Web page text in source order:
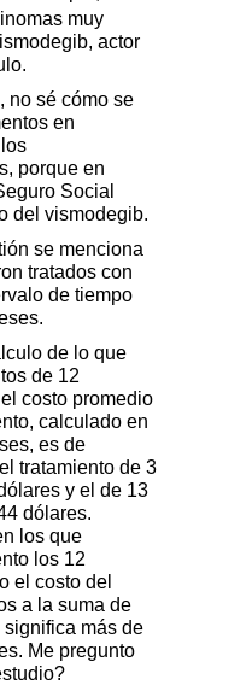
muy
actor
no sé cómo se
en
porque en
Social
del vismodegib.
se menciona
tratados con
de tiempo
de lo que
de 12
costo promedio
calculado en
es de
tratamiento de 3
y el de 13
dólares.
los que
los 12
el costo del
a la suma de
más de
Me pregunto